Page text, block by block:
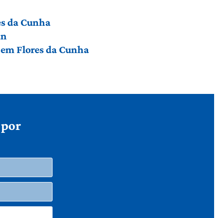
da Cunha
Flores da Cunha